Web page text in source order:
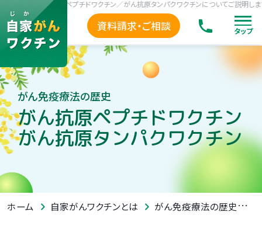
療法のがん抗原ペプチドワクチン／がん抗原タンパクワクチンについてご説明します。
資料請求・ご相談 タップ
がん免疫療法の歴史
がん抗原ペプチドワクチン
がん抗原タンパクワクチン
ホーム 自家がんワクチンとは がん免疫療法の歴史